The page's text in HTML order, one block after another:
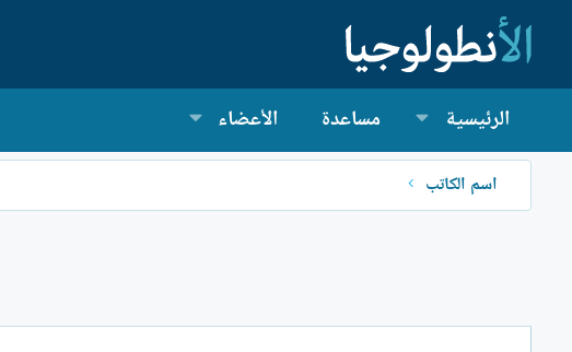
الرئيسية مساعدة الأعضاء
اسم الكاتب